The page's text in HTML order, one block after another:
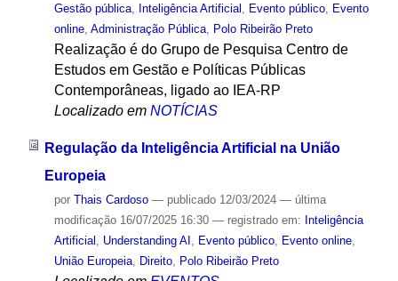
Gestão pública, Inteligência Artificial Evento público, Evento
online, Administração Pública, Polo Ribeirão Preto
Realização é do Grupo de Pesquisa Centro de
Estudos em Gestão e Políticas Públicas
Contemporâneas, ligado ao IEA-RP
Localizado em NOTÍCIAS
Regulação da Inteligência Artificial na União
Europeia
por Thais Cardoso — publicado12/03/2024 — última
modificação16/07/2025 16:30 — registrado em: Inteligência
Artificial , Understanding AI , Evento público, Evento online,
União Europeia, Direito, Polo Ribeirão Preto